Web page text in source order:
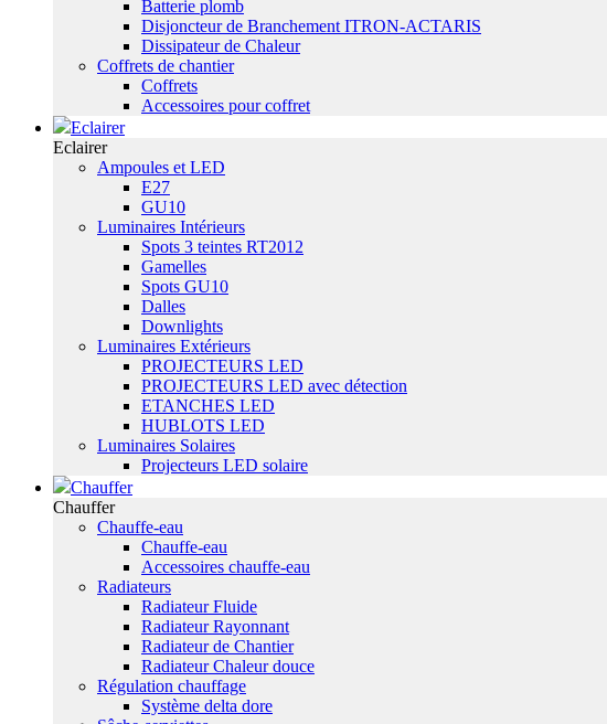
Batterie plomb
Disjoncteur de Branchement ITRON-ACTARIS
Dissipateur de Chaleur
Coffrets de chantier
Coffrets
Accessoires pour coffret
Eclairer
Eclairer
Ampoules et LED
E27
GU10
Luminaires Intérieurs
Spots 3 teintes RT2012
Gamelles
Spots GU10
Dalles
Downlights
Luminaires Extérieurs
PROJECTEURS LED
PROJECTEURS LED avec détection
ETANCHES LED
HUBLOTS LED
Luminaires Solaires
Projecteurs LED solaire
Chauffer
Chauffer
Chauffe-eau
Chauffe-eau
Accessoires chauffe-eau
Radiateurs
Radiateur Fluide
Radiateur Rayonnant
Radiateur de Chantier
Radiateur Chaleur douce
Régulation chauffage
Système delta dore